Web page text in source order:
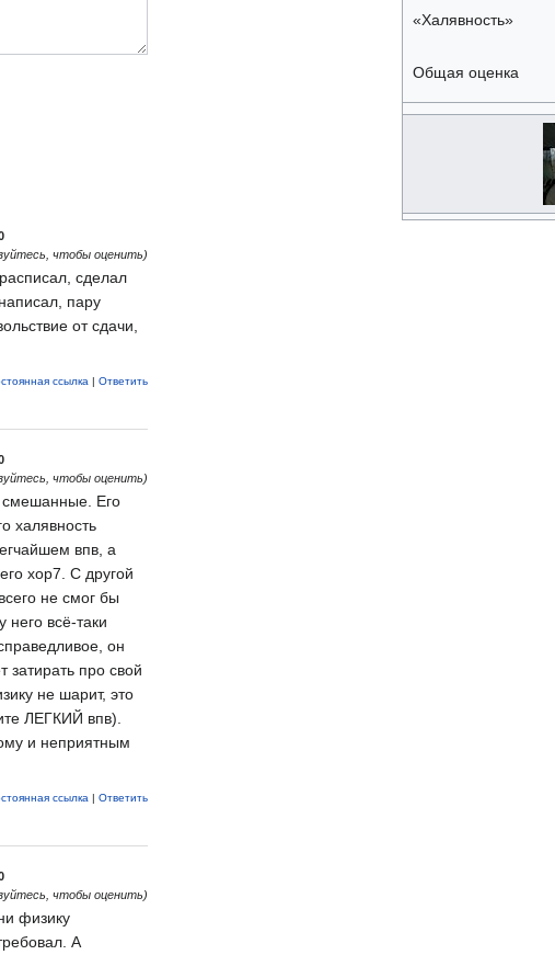
«Халявность»
Общая оценка
чтобы оценить)
сделал
пару
от сдачи,
ссылка | Ответить
чтобы оценить)
смешанные. Его
халявность
впв, а
хор7. С другой
не смог бы
него всё-таки
он
затирать про свой
не шарит, это
ЛЕГКИЙ впв).
и неприятным
ссылка | Ответить
чтобы оценить)
физику
А